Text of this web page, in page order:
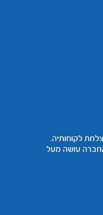
להצלחת לקוחותיה.
עושה מעל